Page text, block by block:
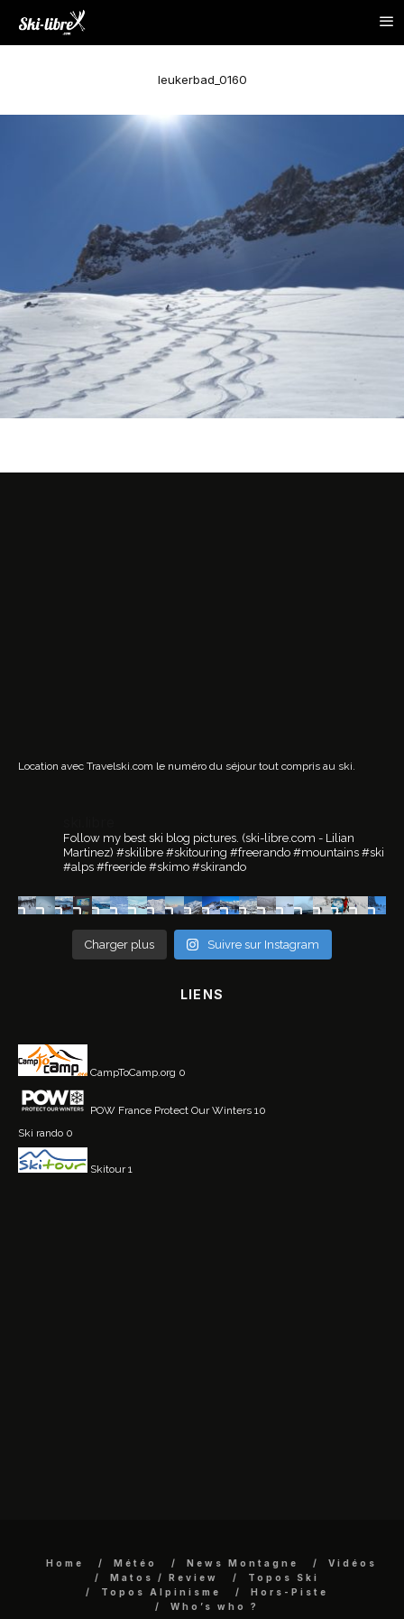
leukerbad_0160
Location avec Travelski.com le numéro du séjour tout compris au ski.
Follow my best ski blog pictures. (ski-libre.com - Lilian
Martinez) #skilibre #skitouring #freerando #mountains #ski
#alps #freeride #skimo #skirando
Charger plus Suivre sur Instagram
LIENS
CampToCamp.org 0
POW France Protect Our Winters 10
Ski rando 0
Skitour1
Home Météo News Montagne
Vidéos
Matos / Review
Topos Ski
Topos Alpinisme
Hors-Piste
Who’s who ?